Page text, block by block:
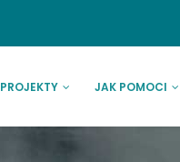
PROJEKTY JAK POMOCI